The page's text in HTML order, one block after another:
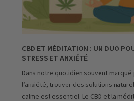
CBD ET MÉDITATION : UN DUO
STRESS ET ANXIÉTÉ
Dans notre quotidien souvent
l’anxiété, trouver des solutions
calme est essentiel. Le CBD et la